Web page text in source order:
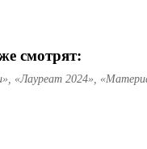
смотрят:
«Лауреат 2024»,